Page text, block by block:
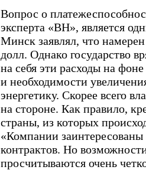
Вопрос о
эксперта «ВН», является
Минск заявлял, что
долл. Однако государство
на себя эти расходы на
и необходимости
энергетику. Скорее всего
на стороне. Как правило,
страны, из которых
«Компании
контрактов. Но
просчитываются очень